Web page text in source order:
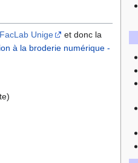
FacLab Unige
et donc la
à la broderie numérique -